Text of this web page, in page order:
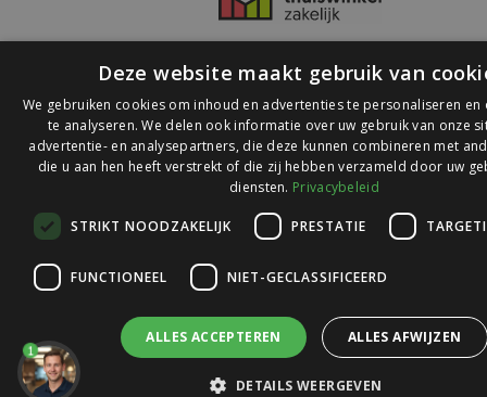
© 2026 Ledlichtdiscounter.nl
op
Webwinkelkeur
1
Deze website maakt gebruik van
We gebruiken cookies om inhoud en advertenties te personaliseren en
te analyseren. We delen ook informatie over uw gebruik van onze
advertentie- en analysepartners, die deze kunnen combineren met
die u aan hen heeft verstrekt of die zij hebben verzameld door uw
diensten. Privacybeleid
STRIKT NOODZAKELIJK PRESTATIE
FUNCTIONEEL NIET-GECLASSIFICEERD
ALLES ACCEPTEREN ALLES AFWIJZEN
DETAILS WEERGEVEN